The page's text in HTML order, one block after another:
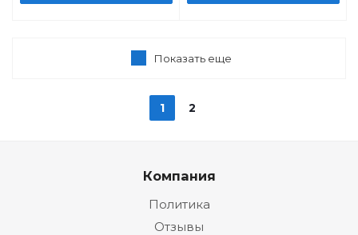
Показать еще
1 2
Компания
Политика
Отзывы